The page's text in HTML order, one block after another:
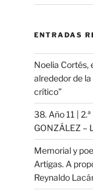
ENTRADAS
Noelia Cortés,
alrededor de
crítico”
38. Año 11 |
GONZÁLEZ –
Memorial y
Artigas. A
Reynaldo